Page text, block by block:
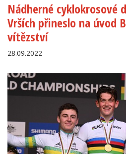
Nádherné cyklokrosové
Vrších přineslo na úvod
vítězství
28.09.2022